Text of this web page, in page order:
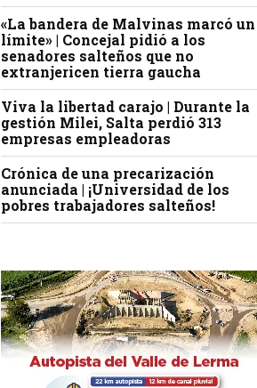
«La bandera de Malvinas marcó un
límite» | Concejal pidió a los
senadores salteños que no
extranjericen tierra gaucha
Viva la libertad carajo | Durante la
gestión Milei, Salta perdió 313
empresas empleadoras
Crónica de una precarización
anunciada | ¡Universidad de los
pobres trabajadores salteños!